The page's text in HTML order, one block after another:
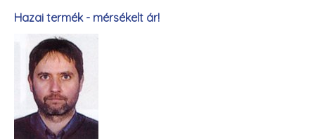
Hazai termék - mérsékelt ár!